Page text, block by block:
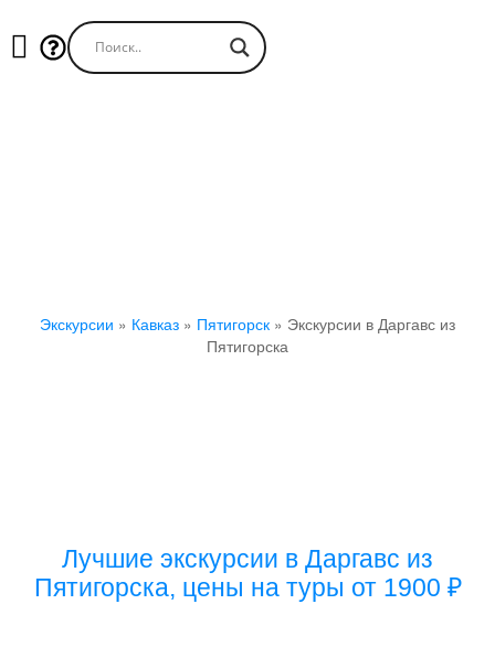
Экскурсии » Кавказ » Пятигорск » Экскурсии в Даргавс из
Пятигорска
Лучшие экскурсии в Даргавс из
Пятигорска, цены на туры от 1900 ₽